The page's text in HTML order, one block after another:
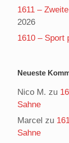
1611 –
2026
1610 – Sport
Neueste
Nico M. zu
Sahne
Marcel zu
Sahne